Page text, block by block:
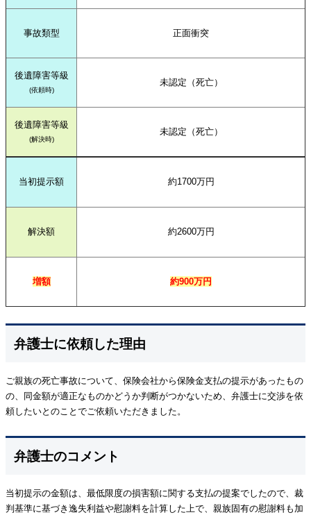
事故類型 正面衝突
後遺障害等級
(依頼時)
未認定（死亡）
後遺障害等級
(解決時)
未認定（死亡）
当初提示額 約1700万円
解決額 約2600万円
増額 約900万円
弁護士に依頼した理由
ご親族の死亡事故について、保険会社から保険金支払の提示があったもの
の、同金額が適正なものかどうか判断がつかないため、弁護士に交渉を依
頼したいとのことでご依頼いただきました。
弁護士のコメント
当初提示の金額は、最低限度の損害額に関する支払の提案でしたので、裁
判基準に基づき逸失利益や慰謝料を計算した上で、親族固有の慰謝料も加